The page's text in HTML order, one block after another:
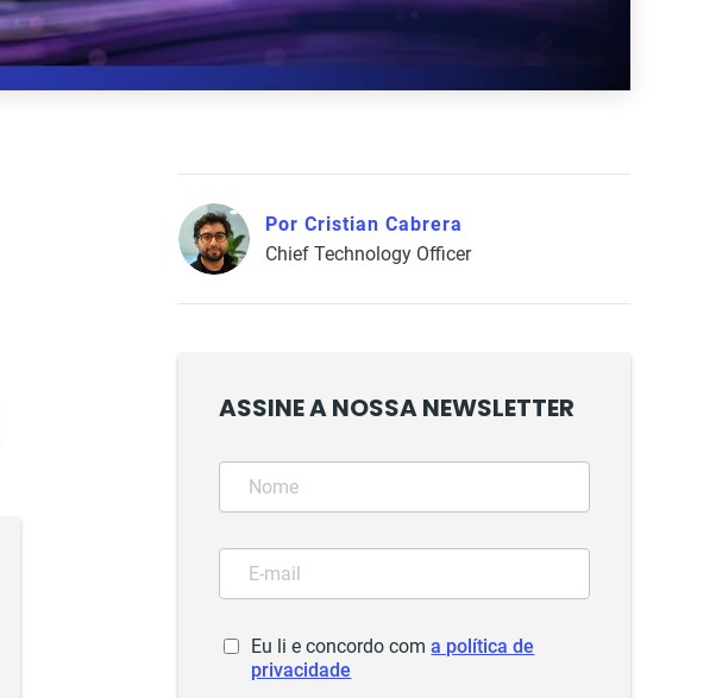
Por Cristian Cabrera
Chief Technology Officer
ASSINE A NOSSA NEWSLETTER
Eu li e concordo coma política de
privacidade